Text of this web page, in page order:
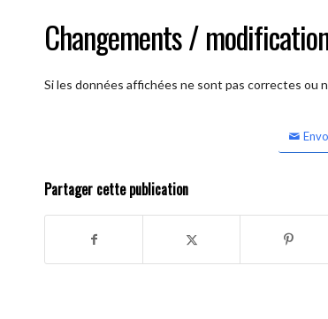
Changements /
Si les données affichées ne sont pas correctes ou
Partager cette publication